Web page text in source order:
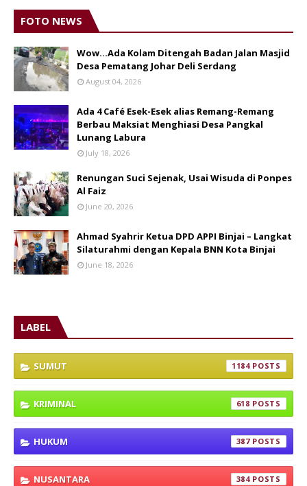
FOTO NEWS
Wow...Ada Kolam Ditengah Badan Jalan Masjid
Desa Pematang Johar Deli Serdang
August 04, 2026
Ada 4 Café Esek-Esek alias Remang-Remang
Berbau Maksiat Menghiasi Desa Pangkal
Lunang Labura
July 18, 2026
Renungan Suci Sejenak, Usai Wisuda di Ponpes
Al Faiz
June 20, 2026
Ahmad Syahrir Ketua DPD APPI Binjai – Langkat
Silaturahmi dengan Kepala BNN Kota Binjai
June 18, 2026
LABEL
SUMUT 1184
KRIMINAL 618
HUKUM 387
NUSANTARA 384